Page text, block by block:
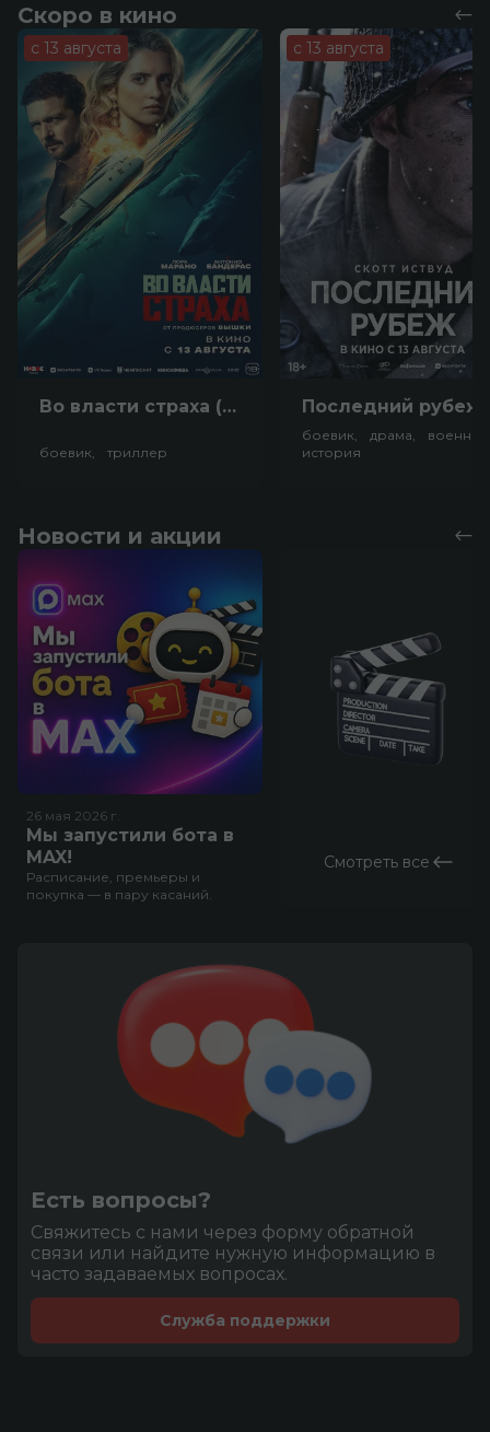
Скоро в кино
с 13 августа
Во власти страха (18+)
боевик, триллер
с 13 августа
боевик, драма,
история
Новости и акции
26 мая 2026 г.
Мы запустили бота в
MAX!
Расписание, премьеры и
покупка — в пару касаний.
Смотреть все
Есть вопросы?
Cвяжитесь с нами через форму обратной
связи или найдите нужную информацию в
часто задаваемых вопросах.
Служба поддержки